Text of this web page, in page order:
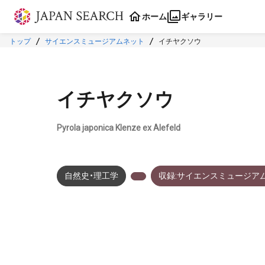
本文に飛ぶ
ホーム ギャラリー
トップ サイエンスミュージアムネット イチヤクソウ
イチヤクソウ
Pyrola japonica Klenze ex Alefeld
自然史・理工学 収録:サイエンスミュージア